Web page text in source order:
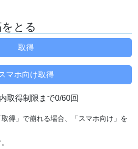
とる
取得制限まで0/60回
得」で崩れる場合、「スマホ向け」を